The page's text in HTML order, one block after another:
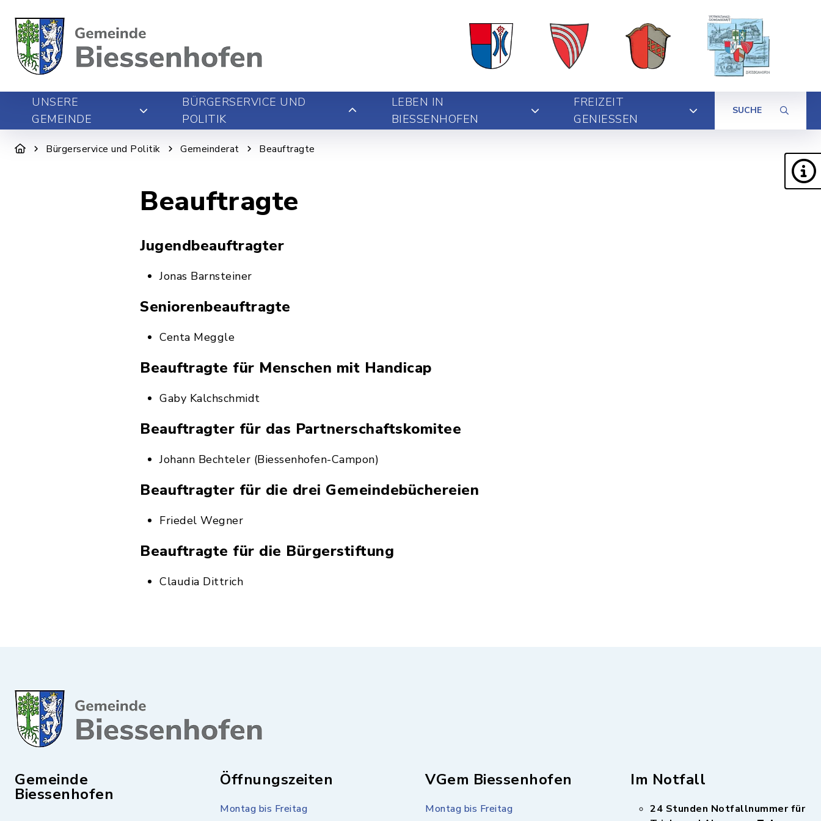
UNSERE
GEMEINDE
BÜRGERSERVICE UND
POLITIK
LEBEN IN
BIESSENHOFEN
FREIZEIT
GENIESSEN
SUCHE
Bürgerservice und Politik Gemeinderat Beauftragte
Beauftragte
Jugendbeauftragter
Jonas Barnsteiner
Seniorenbeauftragte
Centa Meggle
Beauftragte für Menschen mit Handicap
Gaby Kalchschmidt
Beauftragter für das Partnerschaftskomitee
Johann Bechteler (Biessenhofen-Campon)
Beauftragter für die drei Gemeindebüchereien
Friedel Wegner
Beauftragte für die Bürgerstiftung
Claudia Dittrich
Gemeinde
Biessenhofen
Öffnungszeiten
Montag bis Freitag
VGem Biessenhofen
Montag bis Freitag
Im Notfall
24 Stunden Notfallnummer für